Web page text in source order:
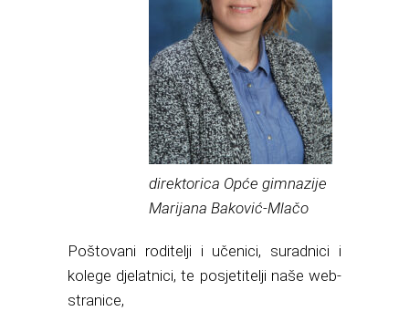
direktorica Opće gimnazije
Marijana Baković-Mlačo
Poštovani roditelji i učenici, suradnici i
kolege djelatnici, te posjetitelji naše web-
stranice,